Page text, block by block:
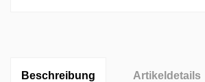
Beschreibung Artikeldetails